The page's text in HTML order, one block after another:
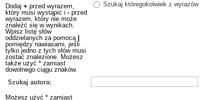
Dodaj + przed wyrazem,
który musi wystąpić i - przed
wyrazem, który nie może
znaleźć się w wynikach.
Wpisz listę słów
oddzielanych za pomocą
pomiędzy nawiasami, jeśli
tylko jedno z tych słów musi
zostać znalezione. Możesz
także użyć * zamiast
dowolnego ciągu znaków.
Szukaj któregokolwiek z wyrazów
Szukaj autora:
Możesz użyć * zamiast